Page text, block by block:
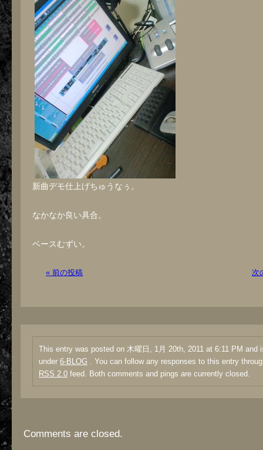
新曲デモ仕上げちゅうなぅ。
なかなか良い具合。
ベースむずい。
« 前の投稿 次
This entry was posted on 木曜日, 1月 20th, 2011 at 6:11 PM and
under 6-BLOG . You can follow any responses to this entry
RSS 2.0 feed. Both comments and pings are currently closed.
Comments are closed.